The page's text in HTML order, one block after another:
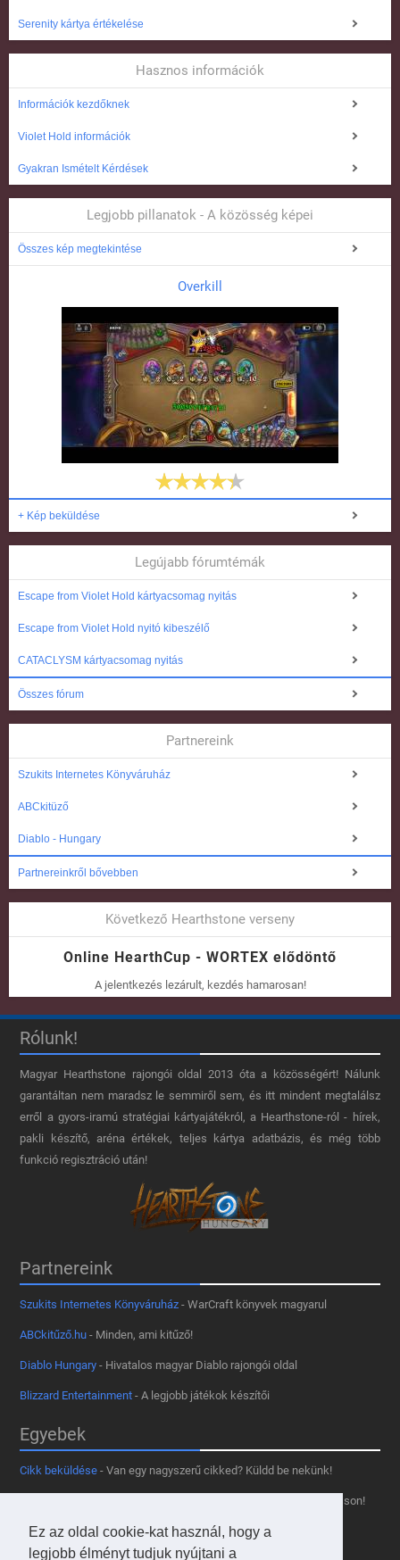
Ez az oldal cookie-kat használ, hogy a
legjobb élményt tudjuk nyújtani a
Serenity kártya értékelése
Hasznos információk
Információk kezdőknek
Violet Hold információk
Gyakran Ismételt Kérdések
Legjobb pillanatok - A közösség képei
Összes kép megtekintése
Overkill
+ Kép beküldése
Legújabb fórumtémák
Escape from Violet Hold kártyacsomag nyitás
Escape from Violet Hold nyitó kibeszélő
CATACLYSM kártyacsomag nyitás
Összes fórum
Partnereink
Szukits Internetes Könyváruház
ABCkitüző
Diablo - Hungary
Partnereinkről bővebben
Következő Hearthstone verseny
Online HearthCup - WORTEX elődöntő
A jelentkezés lezárult, kezdés hamarosan!
Rólunk!
Magyar Hearthstone​ rajongói oldal 2013 óta a közösségért! Nálunk
garantáltan nem maradsz le semmiről sem, és itt mindent megtalálsz
erről a gyors-iramú stratégiai kártyajátékról, a Hearthstone-ról - hírek,
pakli készítő, aréna értékek, teljes kártya adatbázis, és még több
funkció regisztráció után!
Partnereink
Szukits Internetes Könyváruház - WarCraft könyvek magyarul
ABCkitűző.hu - Minden, ami kitűző!
Diablo Hungary - Hivatalos magyar Diablo rajongói oldal
Blizzard Entertainment - A legjobb játékok készítői
Egyebek
Cikk beküldése - Van egy nagyszerű cikked? Küldd be nekünk!
- Tetszik az oldal? Segíts, hogy fennmaradhasson!
Kapcsolat, médiaajánlat- Lépj velünk kapcsolatba!